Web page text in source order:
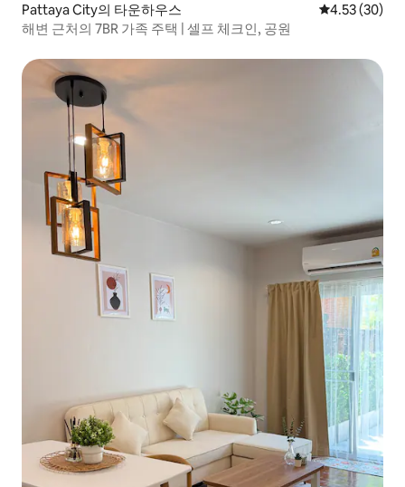
Pattaya City의 타운하우스 평점 4.53점(5
4.53 (30)
해변 근처의 7BR 가족 주택 | 셀프 체크인, 공원